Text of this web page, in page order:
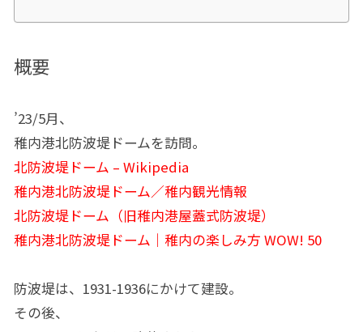
概要
’23/5月、
稚内港北防波堤ドームを訪問。
北防波堤ドーム – Wikipedia
稚内港北防波堤ドーム／稚内観光情報
北防波堤ドーム（旧稚内港屋蓋式防波堤）
稚内港北防波堤ドーム｜稚内の楽しみ方 WOW! 50
防波堤は、1931-1936にかけて建設。
その後、